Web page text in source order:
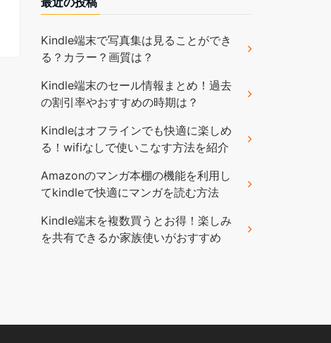
Kindle端末で写真集は見ることができ
る？カラー？画質は？
Kindle端末のセール情報まとめ！過去
の割引率やおすすめの時期は？
Kindleはオフラインでも快適に楽しめ
る！wifiなしで使いこなす方法を紹介
Amazonのマンガ本棚の機能を利用し
てkindleで快適にマンガを読む方法
Kindle端末を複数買うとお得！楽しみ
を共有できるか家族使いがおすすめ